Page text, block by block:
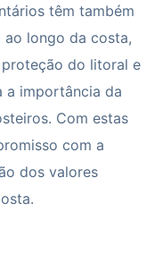
têm também
longo da costa,
do litoral e
a importância da
Com estas
com a
dos valores